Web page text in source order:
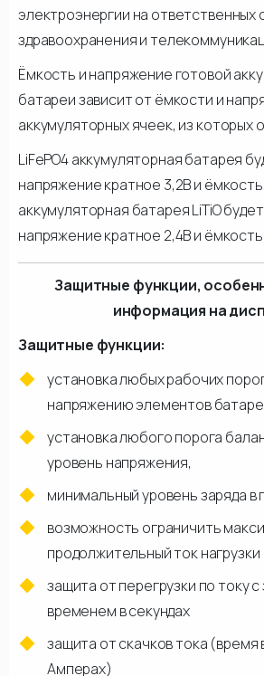
электроэнергии на ответственных
здравоохранения и
Ёмкость и напряжение готовой
батареи зависит от ёмкости и
аккумуляторных ячеек, из которых
LiFePO4 аккумуляторная батарея
напряжение кратное 3,2В и
аккумуляторная батарея LiTiO
напряжение кратное 2,4В и
Защитные функции,
информация на
Защитные функции:
установка любых рабочих
напряжению элементов
установка любого порога
уровень напряжения,
минимальный уровень заряда в
возможность ограничить
продолжительный ток нагрузки
защита от перегрузки по току
временем в секундах
защита от скачков тока (время
Амперах)